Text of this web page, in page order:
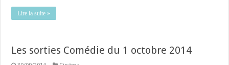
Lire la suite »
Les sorties Comédie du 1 octobre 2014